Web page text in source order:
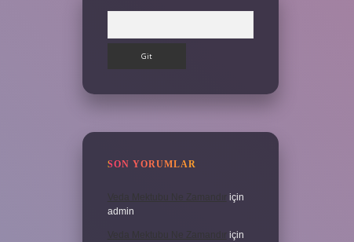
SON YORUMLAR
Veda Mektubu Ne Zamandır için
admin
Veda Mektubu Ne Zamandır için